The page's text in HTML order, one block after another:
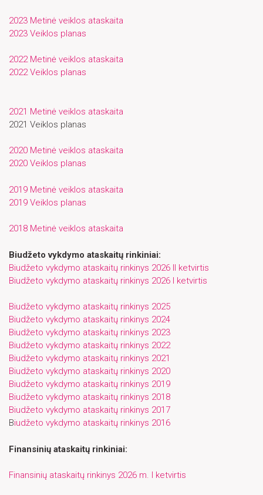
2023 Metinė veiklos ataskaita
2023 Veiklos planas
2022 Metinė veiklos ataskaita
2022 Veiklos planas
2021 Metinė veiklos ataskaita
2021 Veiklos planas
2020 Metinė veiklos ataskaita
2020 Veiklos planas
2019 Metinė veiklos ataskaita
2019 Veiklos planas
2018 Metinė veiklos ataskaita
Biudžeto vykdymo ataskaitų rinkiniai:
Biudžeto vykdymo ataskaitų rinkinys 2026 II ketvirtis
Biudžeto vykdymo ataskaitų rinkinys 2026 I ketvirtis
Biudžeto vykdymo ataskaitų rinkinys 2025
Biudžeto vykdymo ataskaitų rinkinys 2024
Biudžeto vykdymo ataskaitų rinkinys 2023
Biudžeto vykdymo ataskaitų rinkinys 2022
Biudžeto vykdymo ataskaitų rinkinys 2021
Biudžeto vykdymo ataskaitų rinkinys 2020
Biudžeto vykdymo ataskaitų rinkinys 2019
Biudžeto vykdymo ataskaitų rinkinys 2018
Biudžeto vykdymo ataskaitų rinkinys 2017
Biudžeto vykdymo ataskaitų rinkinys 2016
Finansinių ataskaitų rinkiniai:
Finansinių ataskaitų rinkinys 2026 m. I ketvirtis